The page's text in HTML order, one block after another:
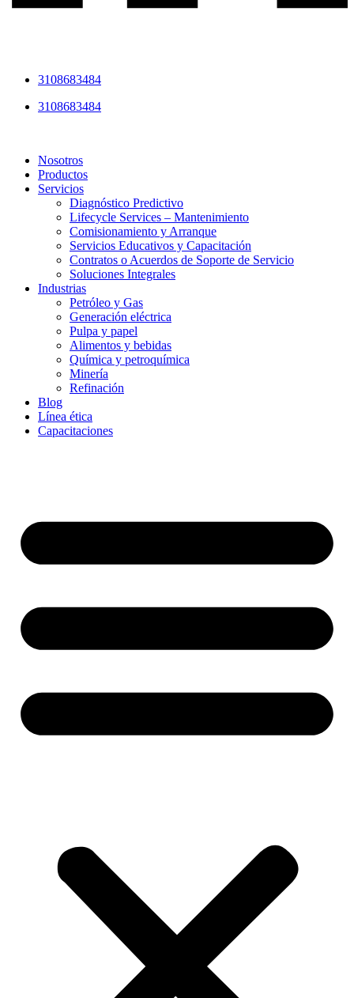
3108683484
3108683484
Nosotros
Productos
Servicios
Diagnóstico Predictivo
Lifecycle Services – Mantenimiento
Comisionamiento y Arranque
Servicios Educativos y Capacitación
Contratos o Acuerdos de Soporte de Servicio
Soluciones Integrales
Industrias
Petróleo y Gas
Generación eléctrica
Pulpa y papel
Alimentos y bebidas
Química y petroquímica
Minería
Refinación
Blog
Línea ética
Capacitaciones